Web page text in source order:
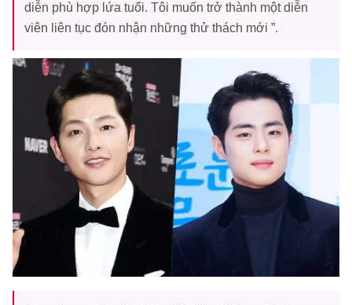
diễn phù hợp lứa tuổi. Tôi muốn trở thành một diễn
viên liên tục đón nhận những thử thách mới ”.